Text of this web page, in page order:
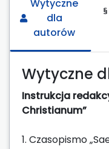
Wytyczne
dla
autorów
Wytyczne
Instrukcja
Christianum”
1. Czasopismo